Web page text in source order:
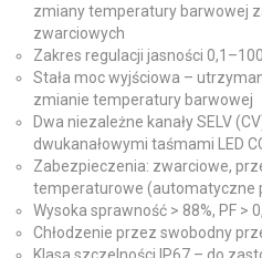
zmiany temperatury barwowej
zwarciowych
Zakres regulacji jasności
Stała moc wyjściowa –
zmianie temperatury barwowej
Dwa niezależne kanały SELV
dwukanałowymi taśmami LED
Zabezpieczenia: zwarciowe,
temperaturowe (automatyczne
Wysoka sprawność > 88%, PF >
Chłodzenie przez swobodny